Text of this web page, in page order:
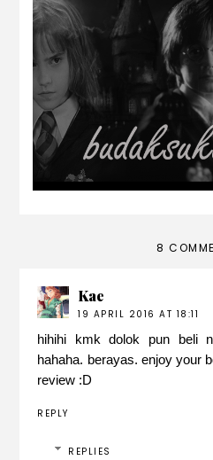
kipas susah mati
8
Kae
19 APRIL 2016 AT 18:11
hihihi kmk dolok pun beli
hahaha. berayas. enjoy your
review :D
REPLY
REPLIES